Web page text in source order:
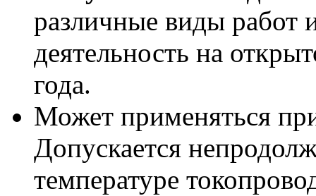
различные виды работ
деятельность на
года.
Может применяться
Допускается
температуре